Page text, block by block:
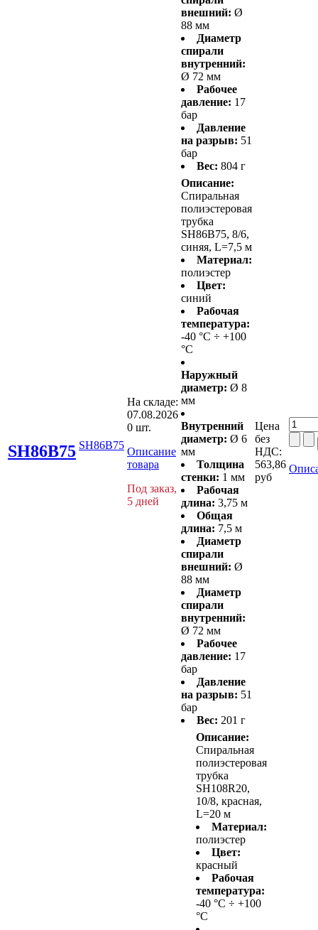
внешний: Ø
88 мм
Диаметр
спирали
внутренний:
Ø 72 мм
Рабочее
давление: 17
бар
Давление
на разрыв: 51
бар
Вес: 804 г
SH86B75 SH86B75
На складе:
07.08.2026
0 шт.
Описание
товара
Под заказ,
5 дней
Описание:
Спиральная
полиэстеровая
трубка
SH86B75, 8/6,
синяя, L=7,5 м
Материал:
полиэстер
Цвет:
синий
Рабочая
температура:
-40 °С ÷ +100
°С
Наружный
диаметр: Ø 8
мм
Внутренний
диаметр: Ø 6
мм
Толщина
стенки: 1 мм
Рабочая
длина: 3,75 м
Общая
длина: 7,5 м
Диаметр
спирали
внешний: Ø
88 мм
Диаметр
спирали
внутренний:
Ø 72 мм
Рабочее
давление: 17
бар
Давление
на разрыв: 51
бар
Вес: 201 г
Цена
без
НДС:
563,86
руб
Описание:
Спиральная
полиэстеровая
трубка
SH108R20,
10/8, красная,
L=20 м
Материал:
полиэстер
Цвет:
красный
Рабочая
температура:
-40 °С ÷ +100
°С